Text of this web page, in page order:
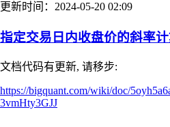
更新时间：2024-05-20 02:09
指定交易日内收盘价的斜率
文档代码有更新, 请移步:
https://bigquant.com/wiki/doc/
3vmHty3GJJ